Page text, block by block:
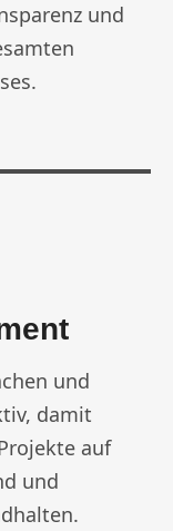
und
und
damit
auf
und